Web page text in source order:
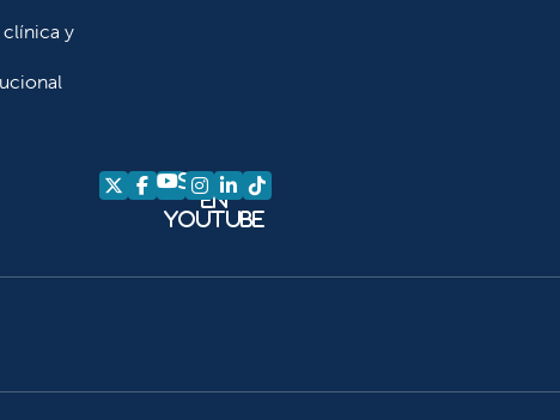
clínica y
Síganos en X
Síganos en Facebook
Síganos
en
YouTube
Síganos en Instagram
Síganos en LinkedIn
Síganos en TikTok
TikTok